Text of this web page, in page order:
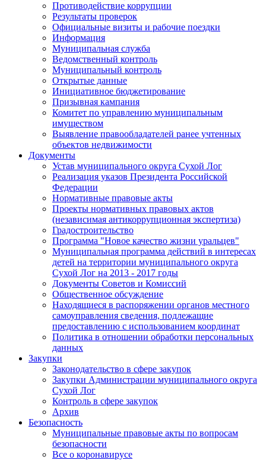
Противодействие коррупции
Результаты проверок
Официальные визиты и рабочие поездки
Информация
Муниципальная служба
Ведомственный контроль
Муниципальный контроль
Открытые данные
Инициативное бюджетирование
Призывная кампания
Комитет по управлению муниципальным
имуществом
Выявление правообладателей ранее учтенных
объектов недвижимости
Документы
Устав муниципального округа Сухой Лог
Реализация указов Президента Российской
Федерации
Нормативные правовые акты
Проекты нормативных правовых актов
(независимая антикоррупционная экспертиза)
Градостроительство
Программа "Новое качество жизни уральцев"
Муниципальная программа действий в интересах
детей на территории муниципального округа
Сухой Лог на 2013 - 2017 годы
Документы Советов и Комиссий
Общественное обсуждение
Находящиеся в распоряжении органов местного
самоуправления сведения, подлежащие
предоставлению с использованием координат
Политика в отношении обработки персональных
данных
Закупки
Законодательство в сфере закупок
Закупки Администрации муниципального округа
Сухой Лог
Контроль в сфере закупок
Архив
Безопасность
Муниципальные правовые акты по вопросам
безопасности
Все о коронавирусе